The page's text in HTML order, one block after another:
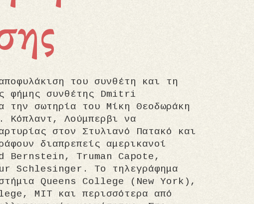
του συνθέτη και τη
φήμης συνθέτης Dmitri
την σωτηρία του Μίκη Θεοδωράκη
Λούμπερβι να
στον Στυλιανό Πατακό και
διαπρεπείς αμερικανοί
Bernstein, Truman Capote,
Το τηλεγράφημα
Queens College (New York),
MIT και περισσότερα από